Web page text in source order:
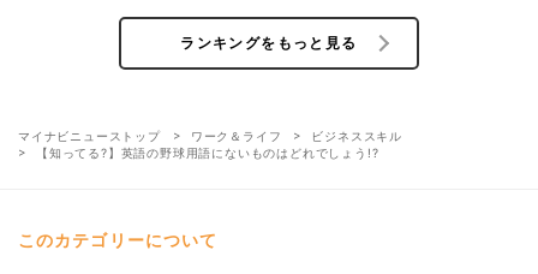
ランキングをもっと見る
マイナビニューストップ ワーク＆ライフ
ビジネススキル
【知ってる?】英語の野球用語にないものはどれでしょう!?
このカテゴリーについて